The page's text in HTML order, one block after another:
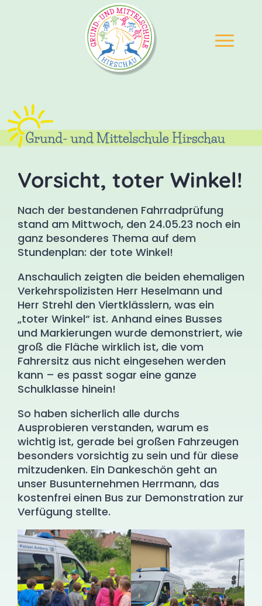
Vorsicht, toter Winkel!
Nach der bestandenen Fahrradprüfung
stand am Mittwoch, den 24.05.23 noch ein
ganz besonderes Thema auf dem
Stundenplan: der tote Winkel!
Anschaulich zeigten die beiden ehemaligen
Verkehrspolizisten Herr Heselmann und
Herr Strehl den Viertklässlern, was ein
„toter Winkel“ ist. Anhand eines Busses
und Markierungen wurde demonstriert, wie
groß die Fläche wirklich ist, die vom
Fahrersitz aus nicht eingesehen werden
kann – es passt sogar eine ganze
Schulklasse hinein!
So haben sicherlich alle durchs
Ausprobieren verstanden, warum es
wichtig ist, gerade bei großen Fahrzeugen
besonders vorsichtig zu sein und für diese
mitzudenken. Ein Dankeschön geht an
unser Busunternehmen Herrmann, das
kostenfrei einen Bus zur Demonstration zur
Verfügung stellte.